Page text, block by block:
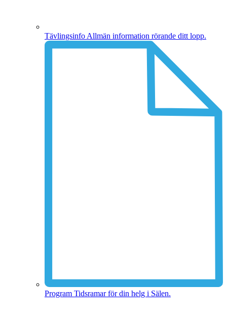
Tävlingsinfo Allmän information rörande ditt lopp.
Program Tidsramar för din helg i Sälen.